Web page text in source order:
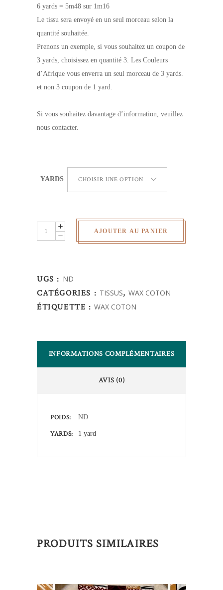
6 yards = 5m48 sur 1m16
Le tissu sera envoyé en un seul morceau selon la
quantité souhaitée.
Prenons un exemple, si vous souhaitez un coupon de
3 yards, choisissez en quantité 3. Les Couleurs
d’Afrique vous enverra un seul morceau de 3 yards.
et non 3 coupon de 1 yard.
Si vous souhaitez davantage d’information, veuillez
nous contacter.
YARDS CHOISIR UNE OPTION
Wax
Africain
quantity
AJOUTER AU PANIER
UGS : ND
CATÉGORIES : TISSUS,WAX COTON
ÉTIQUETTE :WAX COTON
INFORMATIONS COMPLÉMENTAIRES
AVIS (0)
POIDS ND
YARDS 1 yard
PRODUITS SIMILAIRES